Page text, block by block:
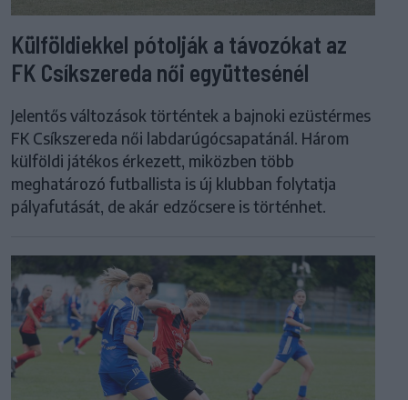
Külföldiekkel pótolják a távozókat az
FK Csíkszereda női együttesénél
Jelentős változások történtek a bajnoki ezüstérmes
FK Csíkszereda női labdarúgócsapatánál. Három
külföldi játékos érkezett, miközben több
meghatározó futballista is új klubban folytatja
pályafutását, de akár edzőcsere is történhet.